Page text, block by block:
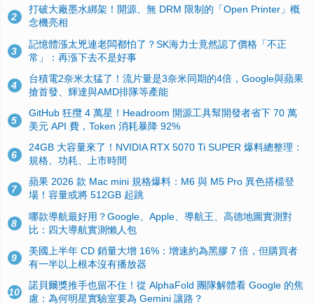
2
打破大廠墨水綁架！開源、無 DRM 限制的「Open Printer」概
念機亮相
3
記憶體漲太兇連老闆都怕了？SK海力士竟然認了價格「不正
常」：再漲下去不是好事
4
台積電2奈米太猛了！流片量是3奈米同期的4倍，Google與蘋果
搶首發、輝達與AMD排隊等產能
5
GitHub 狂攬 4 萬星！Headroom 開源工具幫開發者省下 70 萬
美元 API 費，Token 消耗暴降 92%
6
24GB 大容量來了！NVIDIA RTX 5070 Ti SUPER 爆料總整理：
規格、功耗、上市時間
7
蘋果 2026 款 Mac mini 規格爆料：M6 與 M5 Pro 異色搭檔登
場！容量或將 512GB 起跳
8
哪款導航最好用？Google、Apple、導航王、高德地圖實測對
比：四大導航實測懶人包
9
美國上半年 CD 銷量大增 16%：增速約為黑膠 7 倍，但購買者
有一半以上根本沒有播放器
10
諾貝爾獎推手也留不住！從 AlphaFold 團隊解體看 Google 的焦
慮：為何明星實驗室要為 Gemini 讓路？